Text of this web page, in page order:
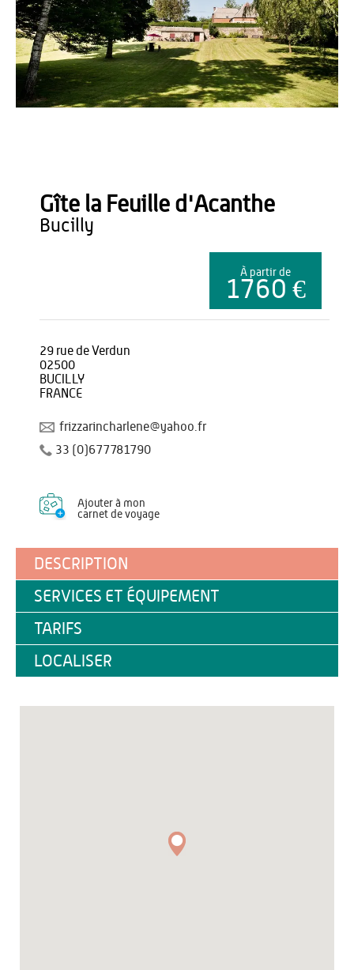
Gîte la Feuille d'Acanthe
Gîte la Feuille d'Acanthe
bucilly
À partir de
1760 €
29 rue de Verdun
02500
BUCILLY
FRANCE
frizzarincharlene@yahoo.fr
33 (0)677781790
Ajouter à mon
carnet de voyage
DESCRIPTION
SERVICES ET ÉQUIPEMENT
TARIFS
LOCALISER